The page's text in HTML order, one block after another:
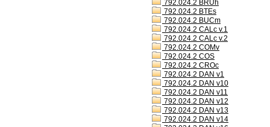
792.024.2 BRUh
792.024.2 BTEs
792.024.2 BUCm
792.024.2 CALc v.1
792.024.2 CALc v.2
792.024.2 COMv
792.024.2 COS
792.024.2 CROc
792.024.2 DAN v1
792.024.2 DAN v10
792.024.2 DAN v11
792.024.2 DAN v12
792.024.2 DAN v13
792.024.2 DAN v14